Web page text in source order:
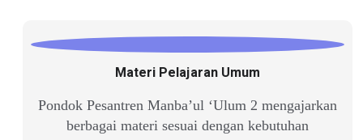
Materi Pelajaran Umum
Pondok Pesantren Manba’ul ‘Ulum 2 mengajarkan
berbagai materi sesuai dengan kebutuhan